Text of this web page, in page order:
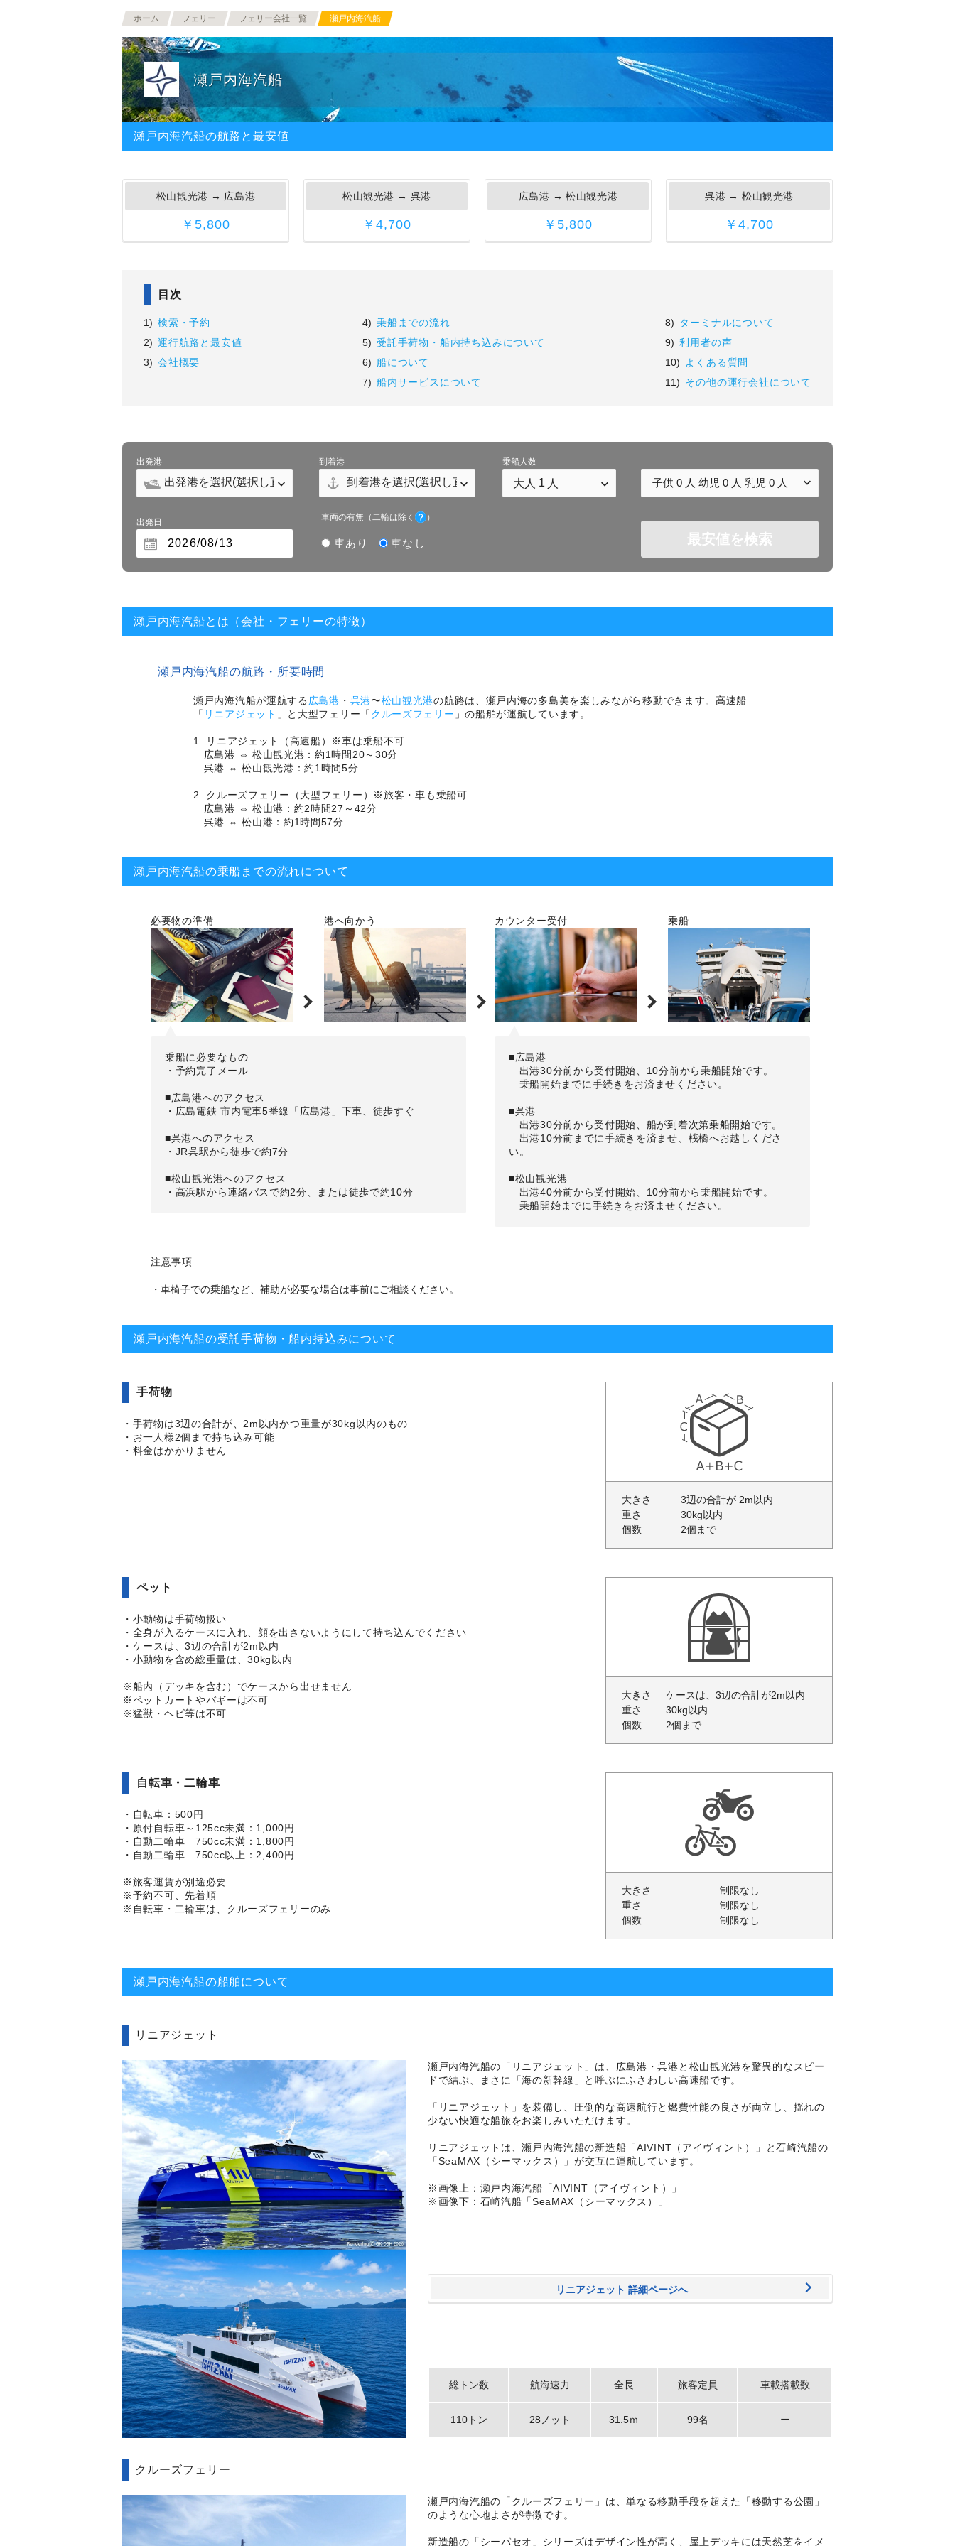
ホーム フェリー フェリー会社一覧 瀬戸内海汽船
瀬戸内海汽船
瀬戸内海汽船の航路と最安値
松山観光港 → 広島港
￥5,800
松山観光港 → 呉港
￥4,700
広島港 → 松山観光港
￥5,800
呉港 → 松山観光港
￥4,700
目次
1) 検索・予約
2) 運行航路と最安値
3) 会社概要
4) 乗船までの流れ
5) 受託手荷物・船内持ち込みについて
6) 船について
7) 船内サービスについて
8)
ターミナルについて
9) 利用者の声
10)
よくある質問
11) その他の運行会社について
出発港 到着港 乗船人数
子供 0人 幼児 0人 乳児 0人
出発日 車両の有無 （二輪は除く ）
車あり 車なし 最安値を検索
瀬戸内海汽船とは（会社・フェリーの特徴）
瀬戸内海汽船の航路・所要時間
瀬戸内海汽船が運航する 広島港 ・ 呉港〜松山観光港の航路は、瀬戸内海の多島美を楽しみながら移動できます。高速船
「 リニアジェット 」と大型フェリー「 クルーズフェリー 」の船舶が運航しています。
1. リニアジェット（高速船）※車は乗船不可
広島港 ⇔ 松山観光港：約1時間20～30分
呉港 ⇔ 松山観光港：約1時間5分
2. クルーズフェリー（大型フェリー）※旅客・車も乗船可
広島港 ⇔ 松山港：約2時間27～42分
呉港 ⇔ 松山港：約1時間57分
瀬戸内海汽船の乗船までの流れについて
必要物の準備 港へ向かう
乗船に必要なもの
・予約完了メール
■広島港へのアクセス
・広島電鉄 市内電車5番線「広島港」下車、徒歩すぐ
■呉港へのアクセス
・JR呉駅から徒歩で約7分
■松山観光港へのアクセス
・高浜駅から連絡バスで約2分、または徒歩で約10分
カウンター受付 乗船
■広島港
出港30分前から受付開始、10分前から乗船開始です。
乗船開始までに手続きをお済ませください。
■呉港
出港30分前から受付開始、船が到着次第乗船開始です。
出港10分前までに手続きを済ませ、桟橋へお越しくださ
い。
■松山観光港
出港40分前から受付開始、10分前から乗船開始です。
乗船開始までに手続きをお済ませください。
注意事項
・車椅子での乗船など、補助が必要な場合は事前にご相談ください。
瀬戸内海汽船の受託手荷物・船内持込みについて
手荷物
・手荷物は3辺の合計が、2m以内かつ重量が30kg以内のもの
・お一人様2個まで持ち込み可能
・料金はかかりません
大きさ
3辺の合計が 2m以内
重さ
30kg以内
個数
2個まで
ペット
・小動物は手荷物扱い
・全身が入るケースに入れ、顔を出さないようにして持ち込んでください
・ケースは、3辺の合計が2m以内
・小動物を含め総重量は、30kg以内
※船内（デッキを含む）でケースから出せません
※ペットカートやバギーは不可
※猛獣・ヘビ等は不可
大きさ
ケースは、3辺の合計が2m以内
重さ
30kg以内
個数
2個まで
自転車・二輪車
・自転車：500円
・原付自転車～125cc未満：1,000円
・自動二輪車 750cc未満：1,800円
・自動二輪車 750cc以上：2,400円
※旅客運賃が別途必要
※予約不可、先着順
※自転車・二輪車は、クルーズフェリーのみ
大きさ
制限なし
重さ
制限なし
個数
制限なし
瀬戸内海汽船の船舶について
リニアジェット
瀬戸内海汽船の「リニアジェット」は、広島港・呉港と松山観光港を驚異的なスピー
ドで結ぶ、まさに「海の新幹線」と呼ぶにふさわしい高速船です。
「リニアジェット」を装備し、圧倒的な高速航行と燃費性能の良さが両立し、揺れの
少ない快適な船旅をお楽しみいただけます。
リニアジェットは、瀬戸内海汽船の新造船「AIVINT（アイヴィント）」と石崎汽船の
「SeaMAX（シーマックス）」が交互に運航しています。
※画像上：瀬戸内海汽船「AIVINT（アイヴィント）」
※画像下：石崎汽船「SeaMAX（シーマックス）」
リニアジェット 詳細ページへ
総トン数 航海速力 全長 旅客定員 車載搭載数
110トン 28ノット 31.5ｍ 99名 ー
クルーズフェリー
瀬戸内海汽船の「クルーズフェリー」は、単なる移動手段を超えた「移動する公園」
のような心地よさが特徴です。
新造船の「シーパセオ」シリーズはデザイン性が高く、屋上デッキには天然芝をイメ